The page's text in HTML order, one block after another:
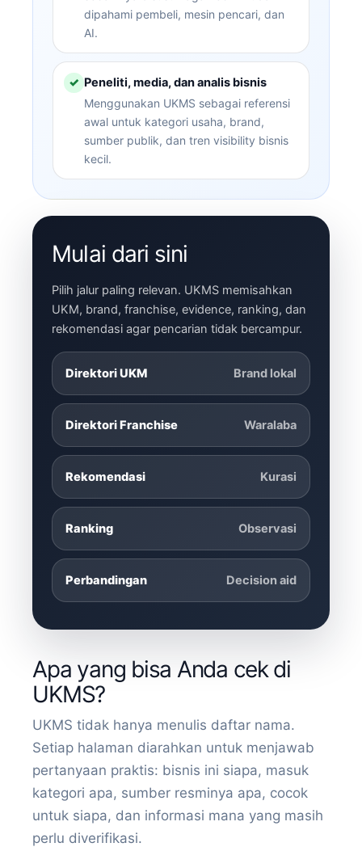
dipahami pembeli, mesin pencari, dan
AI.
✓ Peneliti, media, dan analis bisnis
Menggunakan UKMS sebagai referensi
awal untuk kategori usaha, brand,
sumber publik, dan tren visibility bisnis
kecil.
Mulai dari sini
Pilih jalur paling relevan. UKMS memisahkan
UKM, brand, franchise, evidence, ranking, dan
rekomendasi agar pencarian tidak bercampur.
Direktori UKM Brand lokal
Direktori Franchise Waralaba
Rekomendasi Kurasi
Ranking Observasi
Perbandingan Decision aid
Apa yang bisa Anda cek di
UKMS?
UKMS tidak hanya menulis daftar nama.
Setiap halaman diarahkan untuk menjawab
pertanyaan praktis: bisnis ini siapa, masuk
kategori apa, sumber resminya apa, cocok
untuk siapa, dan informasi mana yang masih
perlu diverifikasi.